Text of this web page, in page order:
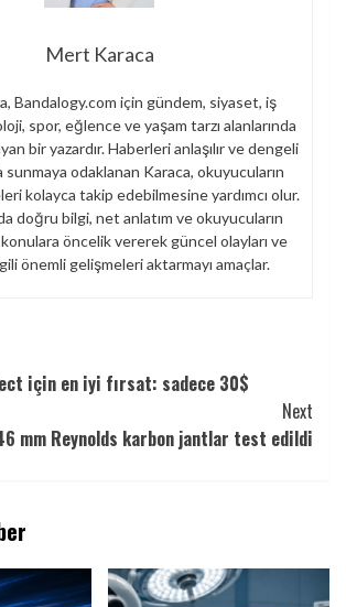
Mert Karaca
Bandalogy.com için gündem, siyaset, iş
spor, eğlence ve yaşam tarzı alanlarında
bir yazardır. Haberleri anlaşılır ve dengeli
sunmaya odaklanan Karaca, okuyucuların
kolayca takip edebilmesine yardımcı olur.
doğru bilgi, net anlatım ve okuyucuların
öncelik vererek güncel olayları ve
önemli gelişmeleri aktarmayı amaçlar.
için en iyi fırsat: sadece 30$
Next
mm Reynolds karbon jantlar test edildi